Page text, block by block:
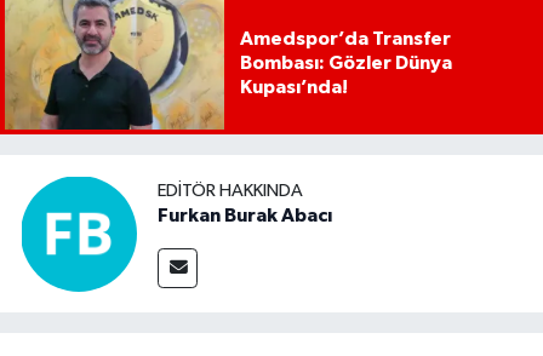
Amedspor’da Transfer
Bombası: Gözler Dünya
Kupası’nda!
EDITÖR HAKKINDA
Furkan Burak Abacı